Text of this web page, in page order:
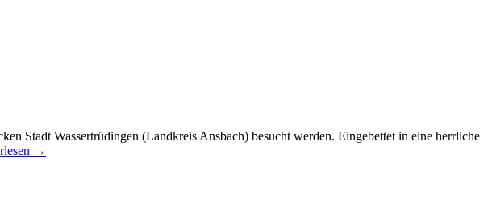
Stadt Wassertrüdingen (Landkreis Ansbach) besucht werden. Eingebettet in eine herrliche
→